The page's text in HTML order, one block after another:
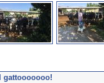
Il gattooooooo!